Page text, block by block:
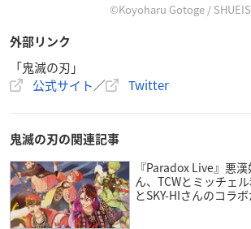
©Koyoharu Gotoge /
外部リンク
「鬼滅の刃」
公式サイト／ Twitter
鬼滅の刃の関連記事
『Paradox Live』悪
ん、TCWとミッチェ
とSKY-HIさんのコラボ